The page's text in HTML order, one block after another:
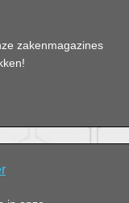
zakenmagazines